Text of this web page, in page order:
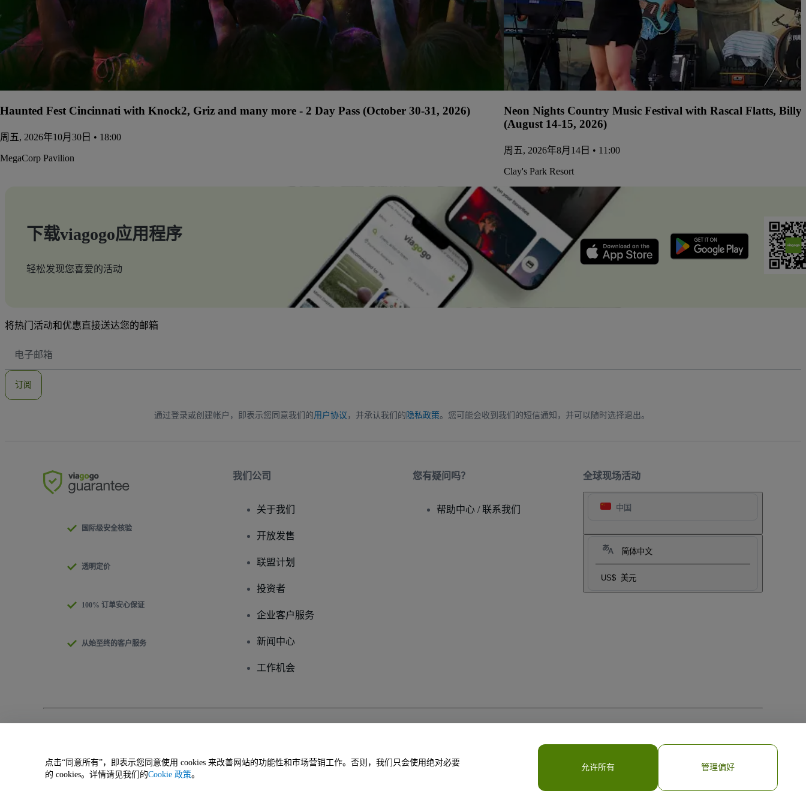
Haunted Fest Cincinnati with Knock2, Griz and many more - 2 Day Pass (October 30-31, 2026)
周五, 2026年10月30日 • 18:00
MegaCorp Pavilion
Neon Nights Country Music Festival with Rascal Flatts,
(August 14-15, 2026)
周五, 2026年8月14日 • 11:00
Clay's Park Resort
下载viagogo应用程序
轻松发现您喜爱的活动
将热门活动和优惠直接送达您的邮箱
子
地
订阅
通过登录或创建帐户，即表示您同意我们的用户协议 ，并承认我们的 隐私政策。您可能会收到我们的短信通知，并可以随时选择退出。
全球现场活动
中国
简体中文
US$ 美元
国际级安全核验
透明定价
100% 订单安心保证
从始至终的客户服务
我们公司
关于我们
开放发售
联盟计划
投资者
企业客户服务
新闻中心
工作机会
您有疑问吗？
帮助中心 / 联系我们
请勿共享我的个人信息/您的隐私选择
点击“同意所有”，即表示您同意使用 cookies 来改善网站的功能性和市场营销工作。否则，我们只会使用绝对必要
的 cookies。详情请见我们的Cookie 政策。
允许所有 管理偏好